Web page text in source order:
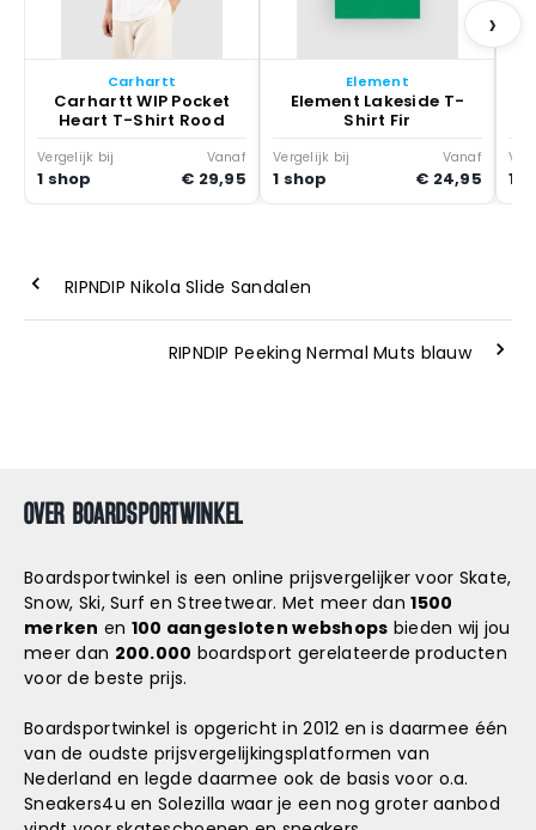
Carhartt
Carhartt WIP Pocket
Heart T-Shirt Rood
Vergelijk bij
1 shop
Vanaf
€ 29,95
Element
Element Lakeside T-
Shirt Fir
Vergelijk bij
1 shop
Vanaf
€ 24,95 1
›
RIPNDIP Nikola Slide Sandalen
RIPNDIP Peeking Nermal Muts blauw
OVER BOARDSPORTWINKEL
Boardsportwinkel is een online prijsvergelijker voor Skate,
Snow, Ski, Surf en Streetwear. Met meer dan1500
merken en 100 aangesloten webshops bieden wij jou
meer dan 200.000 boardsport gerelateerde producten
voor de beste prijs.
Boardsportwinkel is opgericht in 2012 en is daarmee één
van de oudste prijsvergelijkingsplatformen van
Nederland en legde daarmee ook de basis voor o.a.
Sneakers4u en Solezilla waar je een nog groter aanbod